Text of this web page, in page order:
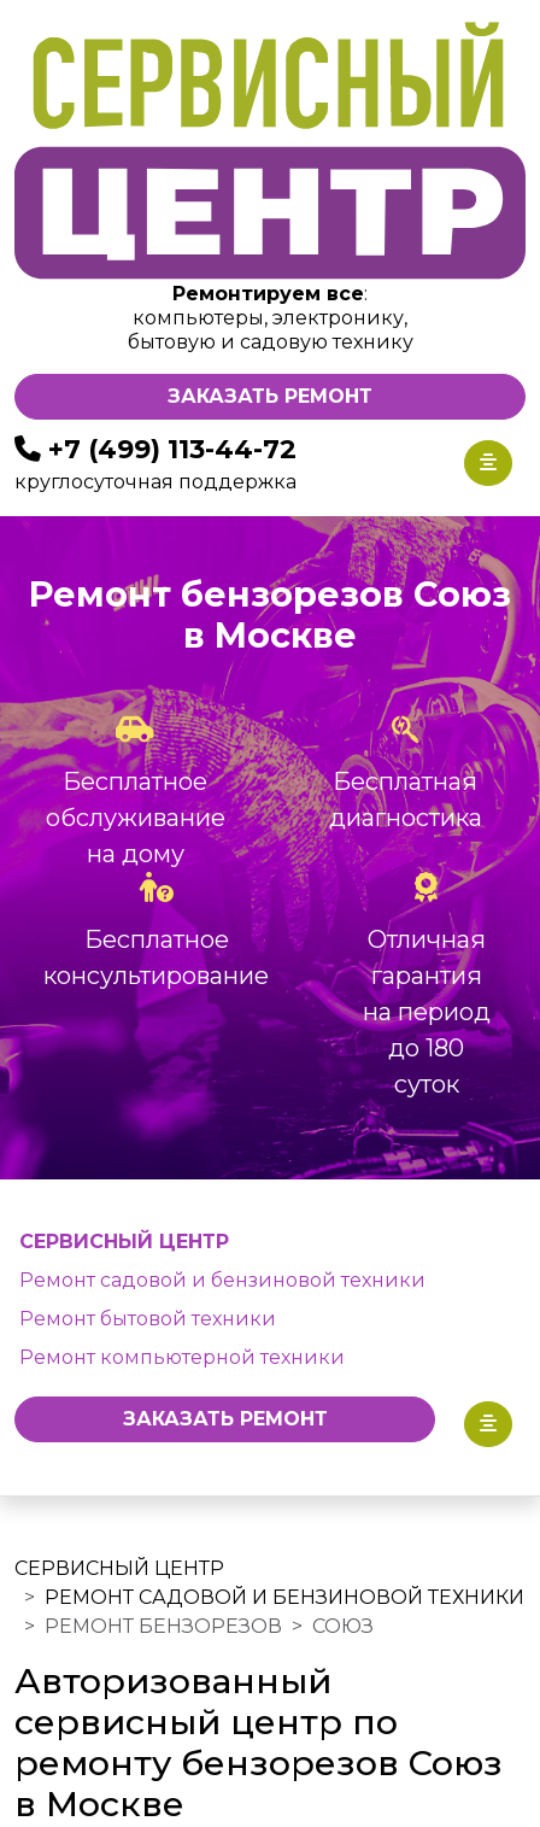
Ремонтируем все:
компьютеры, электронику,
бытовую и садовую технику
ЗАКАЗАТЬ РЕМОНТ
+7 (499) 113-44-72
круглосуточная поддержка
Ремонт бензорезов Союз
в Москве
Бесплатное
обслуживание
на дому
Бесплатная
диагностика
Бесплатное
консультирование
Отличная
гарантия
на период
до 180
суток
СЕРВИСНЫЙ ЦЕНТР
Ремонт садовой и бензиновой техники
Ремонт бытовой техники
Ремонт компьютерной техники
ЗАКАЗАТЬ РЕМОНТ
СЕРВИСНЫЙ ЦЕНТР
РЕМОНТ САДОВОЙ И БЕНЗИНОВОЙ ТЕХНИКИ
РЕМОНТ БЕНЗОРЕЗОВ
СОЮЗ
Авторизованный
сервисный центр по
ремонту бензорезов Союз
в Москве